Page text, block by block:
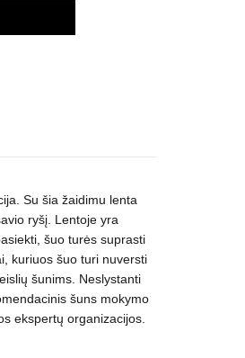
Su šia žaidimu lenta
ryšį. Lentoje yra
šuo turės suprasti
kuriuos šuo turi nuversti
šunims. Neslystanti
šuns mokymo
ekspertų organizacijos.